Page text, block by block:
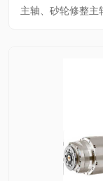
主轴、砂轮修整主